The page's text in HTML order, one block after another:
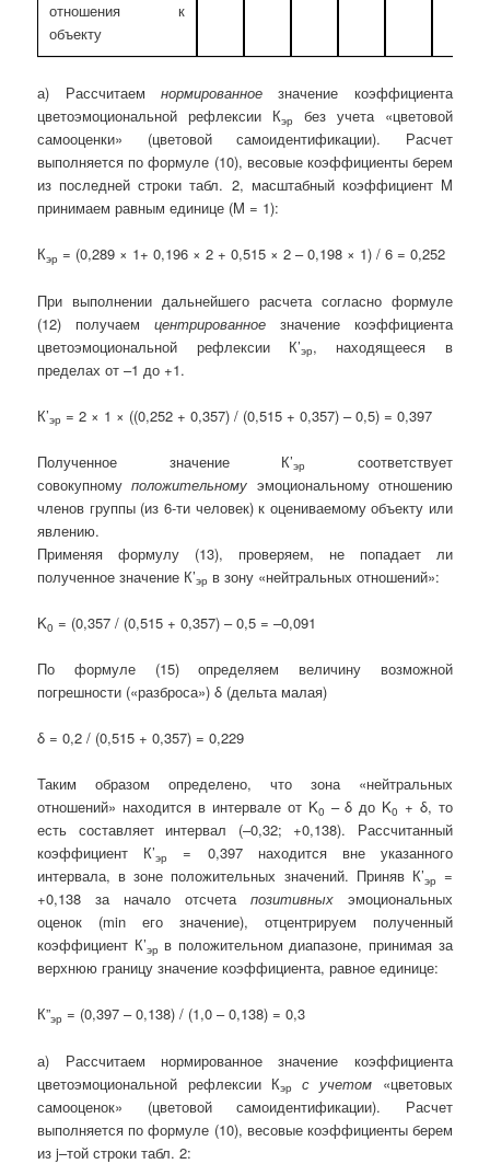
отношения к
объекту
а) Рассчитаем нормированное значение коэффициента
цветоэмоциональной рефлексии Кэр без учета «цветовой
самооценки» (цветовой самоидентификации). Расчет
выполняется по формуле (10), весовые коэффициенты берем
из последней строки табл. 2, масштабный коэффициент M
принимаем равным единице (M = 1):
Кэр = (0,289 × 1+ 0,196 × 2 + 0,515 × 2 – 0,198 × 1) / 6 = 0,252
При выполнении дальнейшего расчета согласно формуле
(12) получаем центрированное значение коэффициента
цветоэмоциональной рефлексии К’эр, находящееся в
пределах от –1 до +1.
К’эр = 2 × 1 × ((0,252 + 0,357) / (0,515 + 0,357) – 0,5) = 0,397
Полученное значение К’эр
соответствует
совокупномуположительному эмоциональному отношению
членов группы (из 6-ти человек) к оцениваемому объекту или
явлению.
Применяя формулу (13), проверяем, не попадает ли
полученное значение К’эр в зону «нейтральных отношений»:
K0 = (0,357 / (0,515 + 0,357) – 0,5 = –0,091
По формуле (15) определяем величину возможной
погрешности («разброса»)δ (дельта малая)
δ = 0,2 / (0,515 + 0,357) = 0,229
Таким образом определено, что зона «нейтральных
отношений» находится в интервале от K0 –δдо K0 +δ, то
есть составляет интервал (–0,32; +0,138). Рассчитанный
коэффициент К’эр
= 0,397 находится вне указанного
интервала, в зоне положительных значений. Приняв К’эр
=
+0,138 за начало отсчета позитивныхэмоциональных
оценок (min его значение), отцентрируем полученный
коэффициент К’эр в положительном диапазоне, принимая за
верхнюю границу значение коэффициента, равное единице:
К”эр = (0,397 – 0,138) / (1,0 – 0,138) = 0,3
а) Рассчитаем нормированное значение коэффициента
цветоэмоциональной рефлексии Кэр с учетом «цветовых
самооценок» (цветовой самоидентификации). Расчет
выполняется по формуле (10), весовые коэффициенты берем
из j–той строки табл. 2: